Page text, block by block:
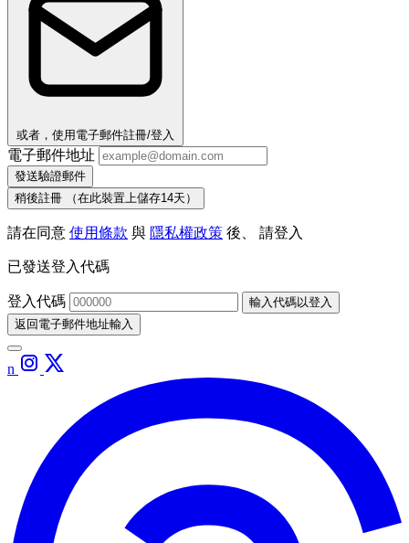
或者，使用電子郵件註冊/登入
電子郵件地址
發送驗證郵件
稍後註冊
（在此裝置上儲存14天）
請在同意 使用條款 與 隱私權政策 後、 請登入
已發送登入代碼
登入代碼
輸入代碼以登入
返回電子郵件地址輸入
n